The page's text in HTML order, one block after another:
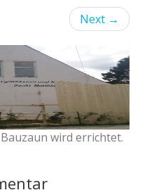
Next →
wird errichtet.